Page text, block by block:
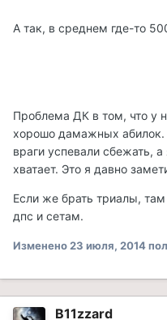
А так, в среднем где-то
Проблема ДК в том, что у
хорошо дамажных абилок.
враги успевали сбежать,
хватает. Это я давно
Если же брать триалы,
дпс и сетам.
Изменено23 июля, 2014
B11zzard